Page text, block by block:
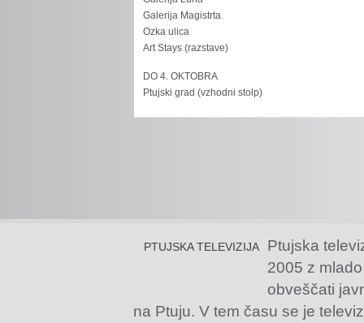
Galerija Magistrta
Ozka ulica
Art Stays (razstave)
DO 4. OKTOBRA
Ptujski grad (vzhodni stolp)
PTUJSKA TELEVIZIJA
Ptujska
2005 z
obveščati
na Ptuju. V tem času se je